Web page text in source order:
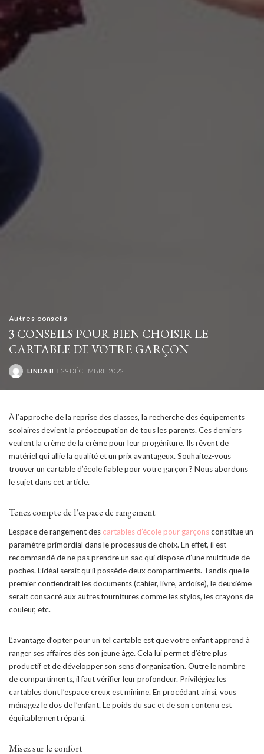
Autres conseils
3 CONSEILS POUR BIEN CHOISIR LE
CARTABLE DE VOTRE GARÇON
POSTED
LINDA B 29 DÉCEMBRE 2022
À l’approche de la reprise des classes, la recherche des équipements
scolaires devient la préoccupation de tous les parents. Ces derniers
veulent la crème de la crème pour leur progéniture. Ils rêvent de
matériel qui allie la qualité et un prix avantageux. Souhaitez-vous
trouver un cartable d’école fiable pour votre garçon ? Nous abordons
le sujet dans cet article.
Tenez compte de l’espace de rangement
L’espace de rangement des cartables d’école pour garçonsconstitue un
paramètre primordial dans le processus de choix. En effet, il est
recommandé de ne pas prendre un sac qui dispose d’une multitude de
poches. L’idéal serait qu’il possède deux compartiments. Tandis que le
premier contiendrait les documents (cahier, livre, ardoise), le deuxième
serait consacré aux autres fournitures comme les stylos, les crayons de
couleur, etc.
L’avantage d’opter pour un tel cartable est que votre enfant apprend à
ranger ses affaires dès son jeune âge. Cela lui permet d’être plus
productif et de développer son sens d’organisation. Outre le nombre
de compartiments, il faut vérifier leur profondeur. Privilégiez les
cartables dont l’espace creux est minime. En procédant ainsi, vous
ménagez le dos de l’enfant. Le poids du sac et de son contenu est
équitablement réparti.
Misez sur le confort